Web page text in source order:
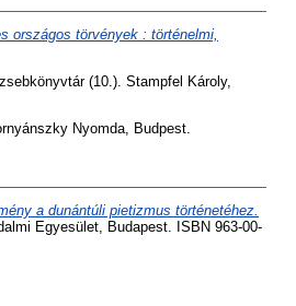
országos törvények : történelmi,
(10.). Stampfel Károly,
Nyomda, Budpest.
a dunántúli pietizmus történetéhez.
Egyesület, Budapest. ISBN 963-00-